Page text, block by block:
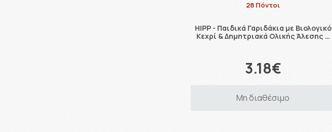
28 Πόντοι
HIPP - Παιδικά Γαριδάκια με Βιολογικό
Κεχρί & Δημητριακά Ολικής Άλεσης …
3.18€
Μη διαθέσιμο